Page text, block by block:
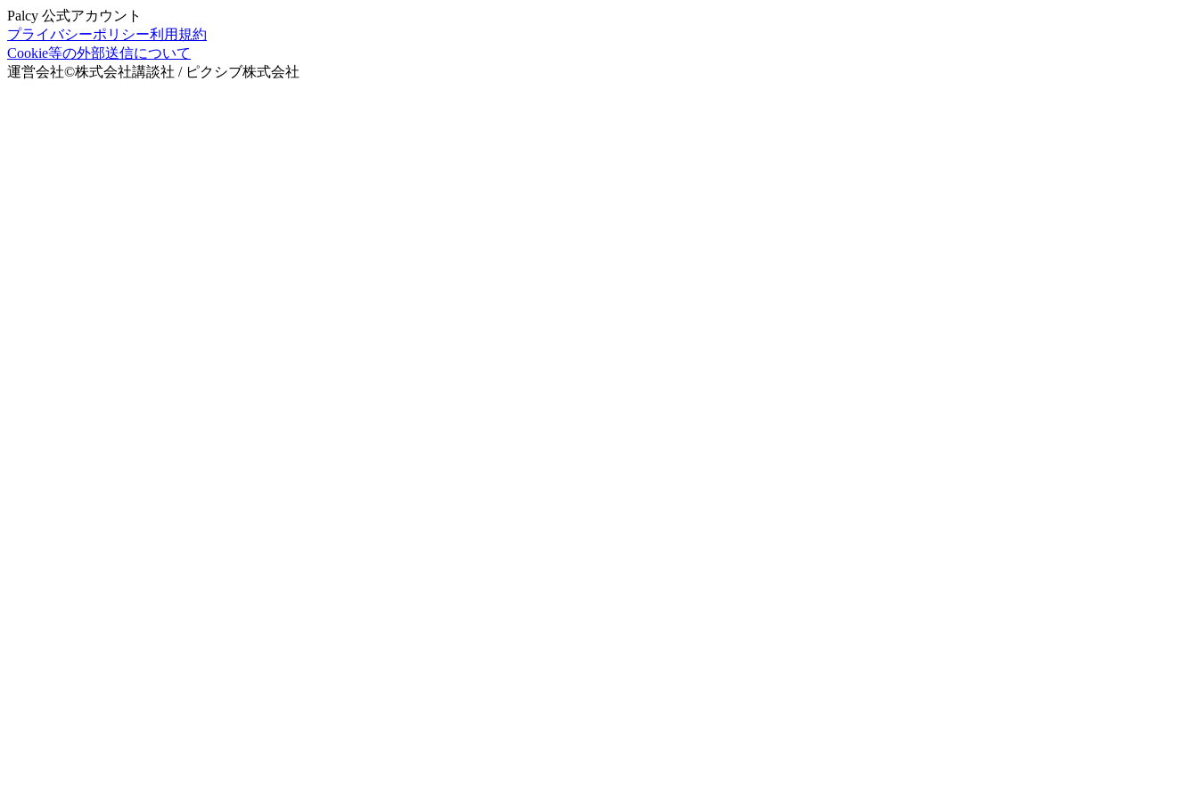
Palcy 公式アカウント
プライバシーポリシー利用規約
Cookie等の外部送信について
運営会社©株式会社講談社 / ピクシブ株式会社